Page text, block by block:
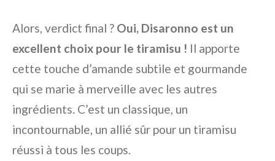
Alors, verdict final ? Oui, Disaronno est un
excellent choix pour le tiramisu ! Il apporte
cette touche d’amande subtile et gourmande
qui se marie à merveille avec les autres
ingrédients. C’est un classique, un
incontournable, un allié sûr pour un tiramisu
réussi à tous les coups.